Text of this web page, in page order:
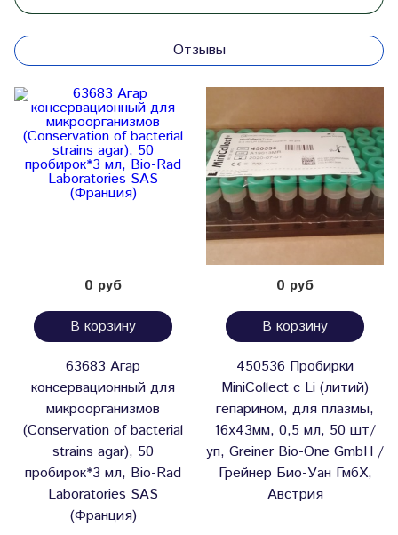
Отзывы
0 руб
В корзину
63683 Агар
консервационный для
микроорганизмов
(Conservation of bacterial
strains agar), 50
пробирок*3 мл, Bio-Rad
Laboratories SAS
(Франция)
0 руб
В корзину
450536 Пробирки
MiniCollect с Li (литий)
гепарином, для плазмы,
16х43мм, 0,5 мл, 50 шт/
уп, Greiner Bio-One GmbH /
Грейнер Био-Уан ГмбХ,
Австрия